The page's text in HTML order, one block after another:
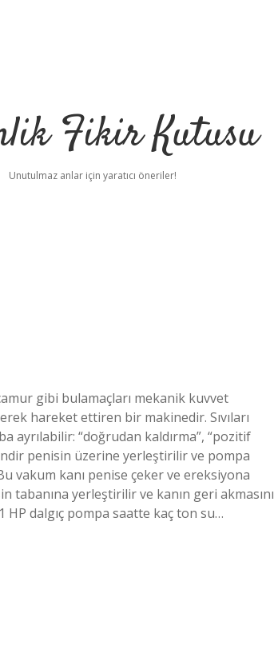
Fikir Kutusu
Unutulmaz anlar için yaratıcı öneriler!
gibi bulamaçları mekanik kuvvet
hareket ettiren bir makinedir. Sıvıları
ayrılabilir: “doğrudan kaldırma”, “pozitif
penisin üzerine yerleştirilir ve pompa
vakum kanı penise çeker ve ereksiyona
tabanına yerleştirilir ve kanın geri akmasını
dalgıç pompa saatte kaç ton su…